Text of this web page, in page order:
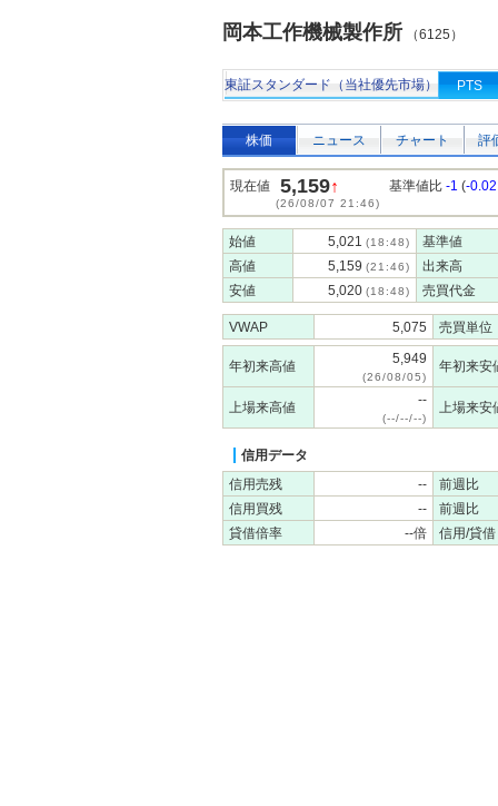
岡本工作機械製作所 （6125）
東証スタンダード（当社優先市場） PTS
株価 ニュース チャート 評
現在値 5,159↑
(26/08/07 21:46)
基準値比 -1 (-
始値 5,021 (18:48)
基準値
高値
5,159 (21:46)
出来高
安値
5,020 (18:48) 売買代金
VWAP 5,075 売買単位
年初来高値 5,949
(26/08/05)
年初来安
上場来高値 --
(--/--/--)
上場来安
信用データ
信用売残
--
前週比
信用買残
--
前週比
貸借倍率
--倍 信用/貸借